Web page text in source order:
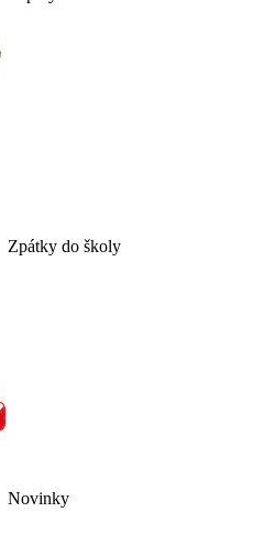
Zpátky do školy
Novinky